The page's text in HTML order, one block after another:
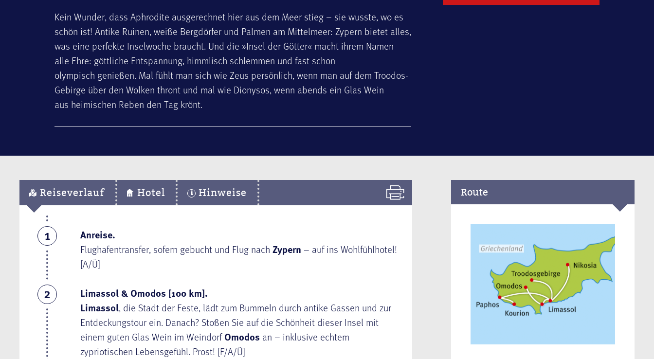
Kein Wunder, dass Aphrodite ausgerechnet hier aus dem Meer stieg – sie wusste, wo es
schön ist! Antike Ruinen, weiße Bergdörfer und Palmen am Mittelmeer: Zypern bietet alles,
was eine perfekte Inselwoche braucht. Und die »Insel der Götter« macht ihrem Namen
alle Ehre: göttliche Entspannung, himmlisch schlemmen und fast schon
olympisch genießen. Mal fühlt man sich wie Zeus persönlich, wenn man auf dem Troodos-
Gebirge über den Wolken thront und mal wie Dionysos, wenn abends ein Glas Wein
aus heimischen Reben den Tag krönt.
Reiseverlauf Hotel Hinweise
1
Anreise.
Flughafentransfer, sofern gebucht und Flug nach Zypern – auf ins Wohlfühlhotel!
[A/Ü]
2
Limassol & Omodos [100 km].
Limassol, die Stadt der Feste, lädt zum Bummeln durch antike Gassen und zur
Entdeckungstour ein. Danach? Stoßen Sie auf die Schönheit dieser Insel mit
einem guten Glas Wein im WeindorfOmodos an – inklusive echtem
zypriotischen Lebensgefühl. Prost! [F/A/Ü]
Route